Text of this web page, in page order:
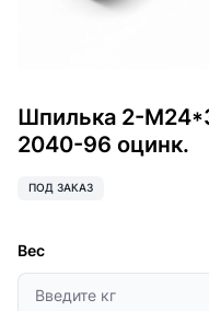
Шпилька 2-
2040-96 оцинк.
ПОД ЗАКАЗ
Вес